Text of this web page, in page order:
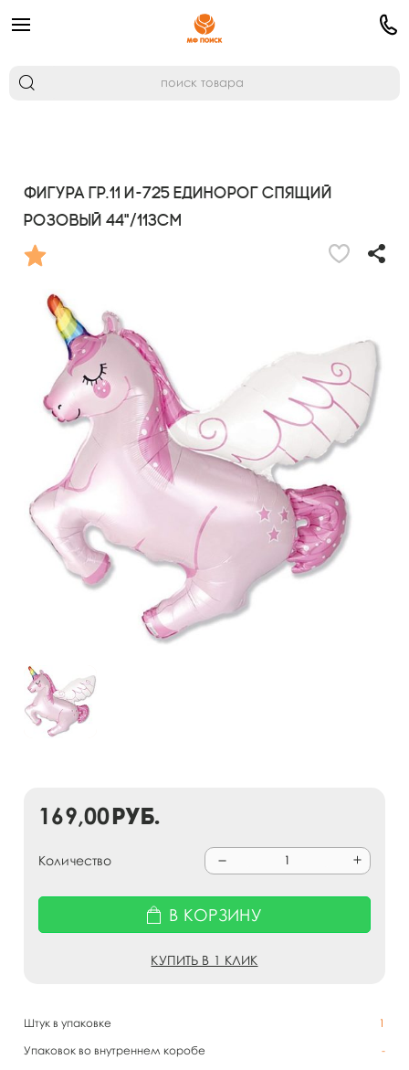
Фигура гр.11 И-725 Единорог спящий
розовый 44"/113см
Штук в упаковке
1
Упаковок во внутреннем коробе
-
169,00руб.
Количество
В КОРЗИНУ
КУПИТЬ В 1 КЛИК